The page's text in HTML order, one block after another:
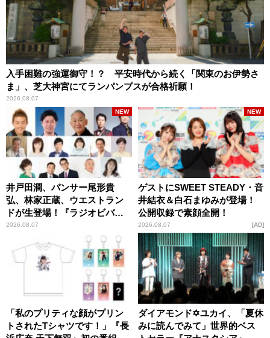
入手困難の強運御守！？ 平安時代から続く「関東のお伊勢さ
ま」、芝大神宮にてランパンプスが合格祈願！
2026.08.07
井戸田潤、パンサー尾形貴
弘、林家正蔵、ウエストラン
ドが生登場！『ラジオビバリ
ー昼ズ』
2026.08.07
NEW
ゲストにSWEET STEADY・音
井結衣＆白石まゆみが登場！
公開収録で素顔全開！
2026.08.07
NEW
AD
「私のプリティな顔がプリン
トされたTシャツです！」『長
ダイアモンド✡ユカイ、「夏休
みに読んでみて」世界的ベス